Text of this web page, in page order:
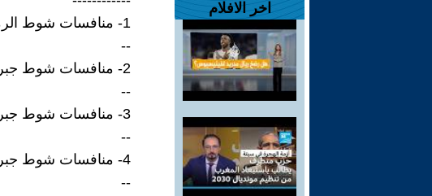
اخر الافلام
1- منافسات شوط الرمز فئة شاهين للشيوخ.
--
2- منافسات شوط جبر شاهين جرناس.
--
3- منافسات شوط جبر شاهين فرخ الرئيسي.
--
4- منافسات شوط جبر شاهين فرخ النقدي.
--